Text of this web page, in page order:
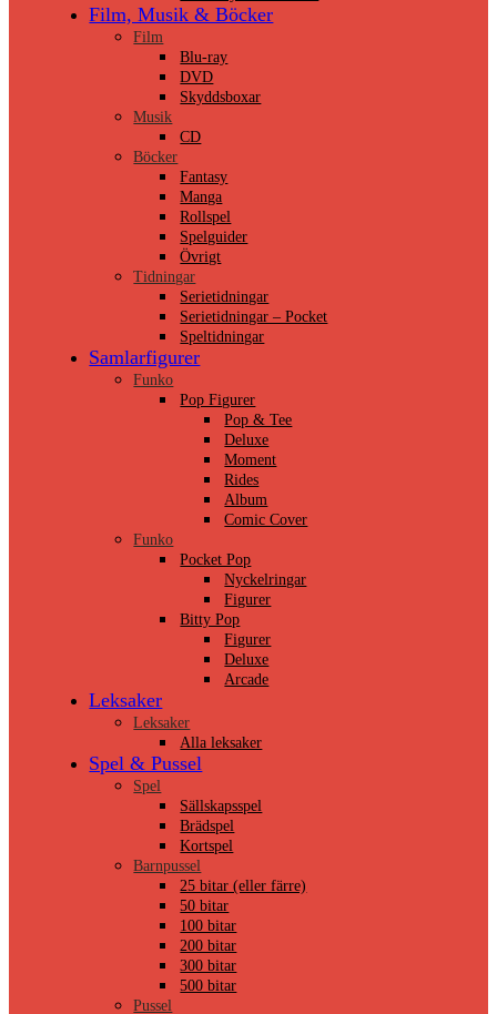
Film, Musik & Böcker
Film
Blu-ray
DVD
Skyddsboxar
Musik
CD
Böcker
Fantasy
Manga
Rollspel
Spelguider
Övrigt
Tidningar
Serietidningar
Serietidningar – Pocket
Speltidningar
Samlarfigurer
Funko
Pop Figurer
Pop & Tee
Deluxe
Moment
Rides
Album
Comic Cover
Funko
Pocket Pop
Nyckelringar
Figurer
Bitty Pop
Figurer
Deluxe
Arcade
Leksaker
Leksaker
Alla leksaker
Spel & Pussel
Spel
Sällskapsspel
Brädspel
Kortspel
Barnpussel
25 bitar (eller färre)
50 bitar
100 bitar
200 bitar
300 bitar
500 bitar
Pussel